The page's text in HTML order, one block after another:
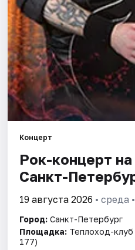
Рейтинги
Концерт
Рок-концерт
Санкт-
19 августа 2026 • среда
Город: Санкт-Петербург
Площадка: Теплоход-клуб
177)